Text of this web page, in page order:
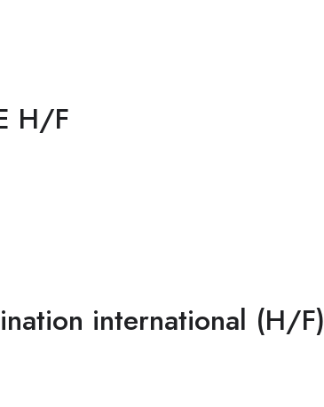
H/F
international (H/F)